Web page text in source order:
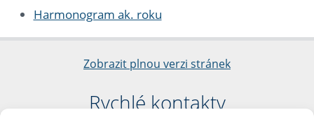
Harmonogram ak. roku
Zobrazit plnou verzi stránek
Rychlé kontakty